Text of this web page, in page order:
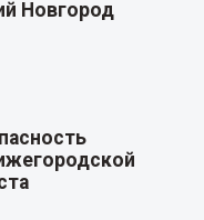
Новгород